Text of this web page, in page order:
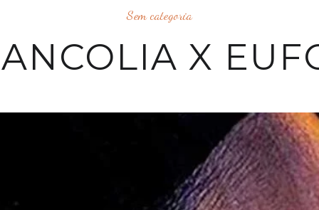
Sem categoria
X